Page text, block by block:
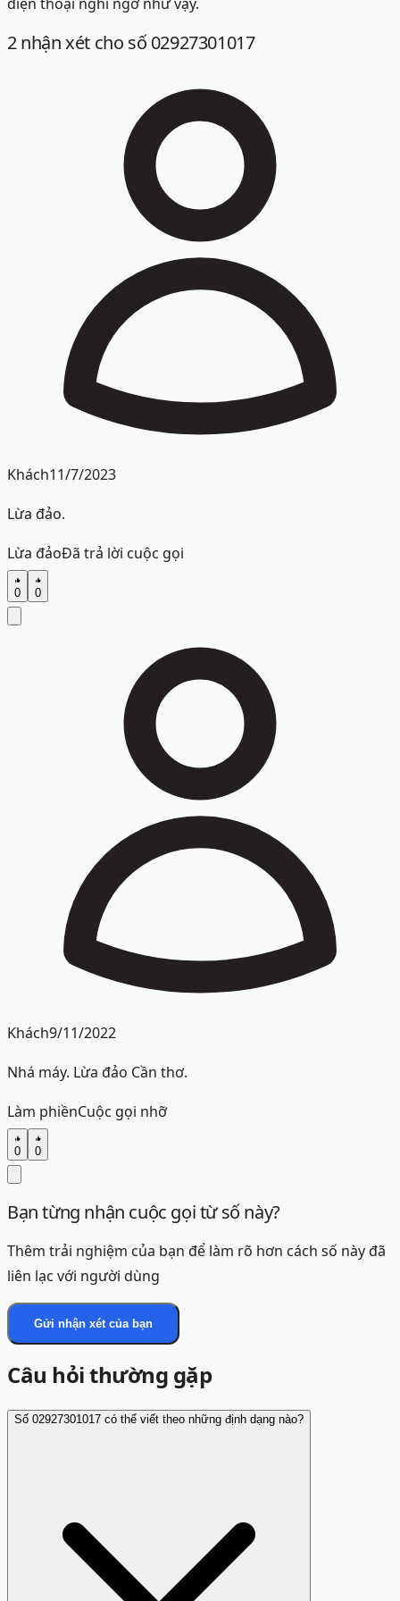
2nhận xét cho số 02927301017
Khách11/7/2023
Lừa đảo.
Lừa đảoĐã trả lời cuộc gọi
0 0
Khách9/11/2022
Nhá máy. Lừa đảo Cần thơ.
Làm phiềnCuộc gọi nhỡ
0 0
Bạn từng nhận cuộc gọi từ số này?
Thêm trải nghiệm của bạn để làm rõ hơn cách số này đã
liên lạc với người dùng
Gửi nhận xét của bạn
Câu hỏi thường gặp
Số 02927301017 có thể viết theo những định dạng nào?